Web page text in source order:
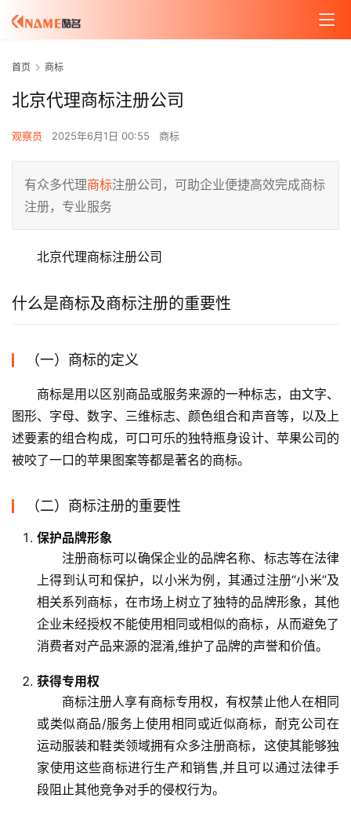
首页 商标
北京代理商标注册公司
观察员 2025年6月1日 00:55 商标
有众多代理商标注册公司，可助企业便捷高效完成商标
注册，专业服务
北京代理商标注册公司
什么是商标及商标注册的重要性
（一）商标的定义
商标是用以区别商品或服务来源的一种标志，由文字、
图形、字母、数字、三维标志、颜色组合和声音等，以及上
述要素的组合构成，可口可乐的独特瓶身设计、苹果公司的
被咬了一口的苹果图案等都是著名的商标。
（二）商标注册的重要性
保护品牌形象
注册商标可以确保企业的品牌名称、标志等在法律
上得到认可和保护，以小米为例，其通过注册“小米”及
相关系列商标，在市场上树立了独特的品牌形象，其他
企业未经授权不能使用相同或相似的商标，从而避免了
消费者对产品来源的混淆,维护了品牌的声誉和价值。
获得专用权
商标注册人享有商标专用权，有权禁止他人在相同
或类似商品/服务上使用相同或近似商标，耐克公司在
运动服装和鞋类领域拥有众多注册商标，这使其能够独
家使用这些商标进行生产和销售,并且可以通过法律手
段阻止其他竞争对手的侵权行为。